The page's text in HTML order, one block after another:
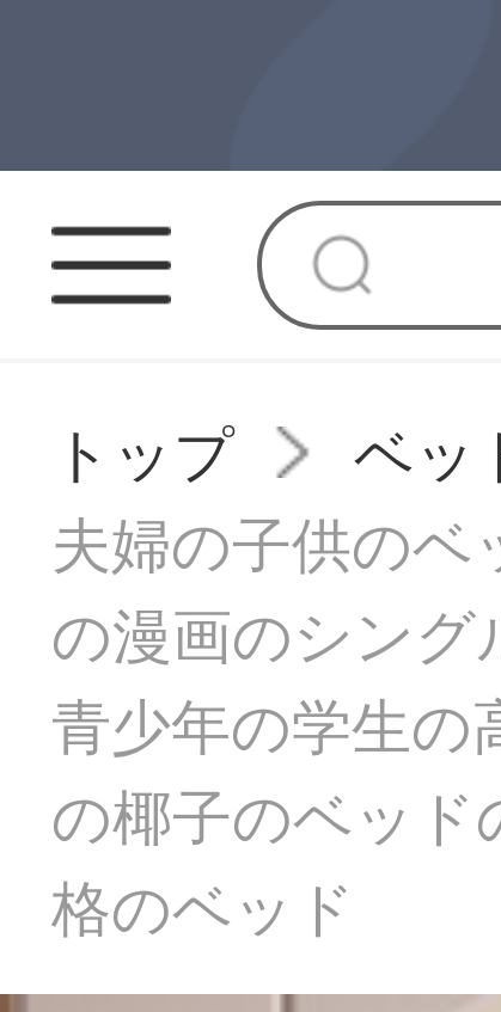
トップ
ベッ
夫婦の子供の
の漫画のシン
青少年の学生の
の椰子のベッ
格のベッド